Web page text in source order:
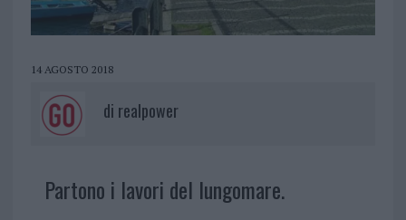
14 AGOSTO 2018
di realpower
Partono i lavori del lungomare.